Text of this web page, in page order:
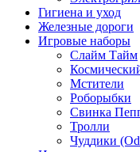
Гигиена и уход
Железные дороги
Игровые наборы
Слайм Тайм
Мстители
Роборыбки
Свинка
Тролли
Чуддики